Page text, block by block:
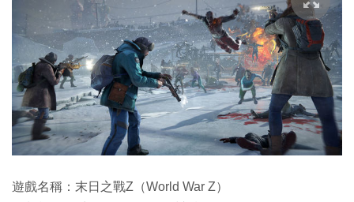
遊戲名稱：末日之戰Z（World War Z）